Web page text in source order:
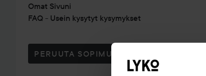
Omat Sivuni
FAQ - Usein kysytyt kysymykset
PERUUTA SOPIMUS TÄSTÄ